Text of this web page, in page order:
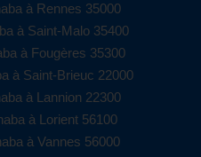
à Rennes 35000
à Saint-Malo 35400
à Fougères 35300
à Saint-Brieuc 22000
à Lannion 22300
à Lorient 56100
à Vannes 56000